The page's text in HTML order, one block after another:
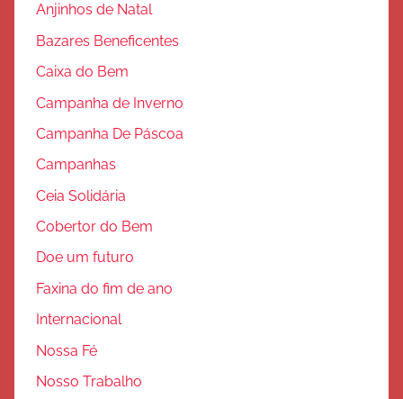
Anjinhos de Natal
Bazares Beneficentes
Caixa do Bem
Campanha de Inverno
Campanha De Páscoa
Campanhas
Ceia Solidária
Cobertor do Bem
Doe um futuro
Faxina do fim de ano
Internacional
Nossa Fé
Nosso Trabalho